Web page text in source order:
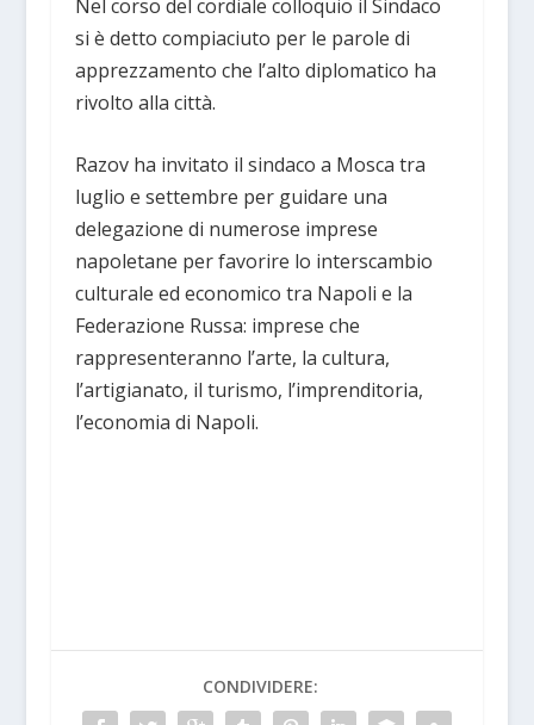
Nel corso del cordiale colloquio il Sindaco
si è detto compiaciuto per le parole di
apprezzamento che l’alto diplomatico ha
rivolto alla città.
Razov ha invitato il sindaco a Mosca tra
luglio e settembre per guidare una
delegazione di numerose imprese
napoletane per favorire lo interscambio
culturale ed economico tra Napoli e la
Federazione Russa: imprese che
rappresenteranno l’arte, la cultura,
l’artigianato, il turismo, l’imprenditoria,
l’economia di Napoli.
CONDIVIDERE: